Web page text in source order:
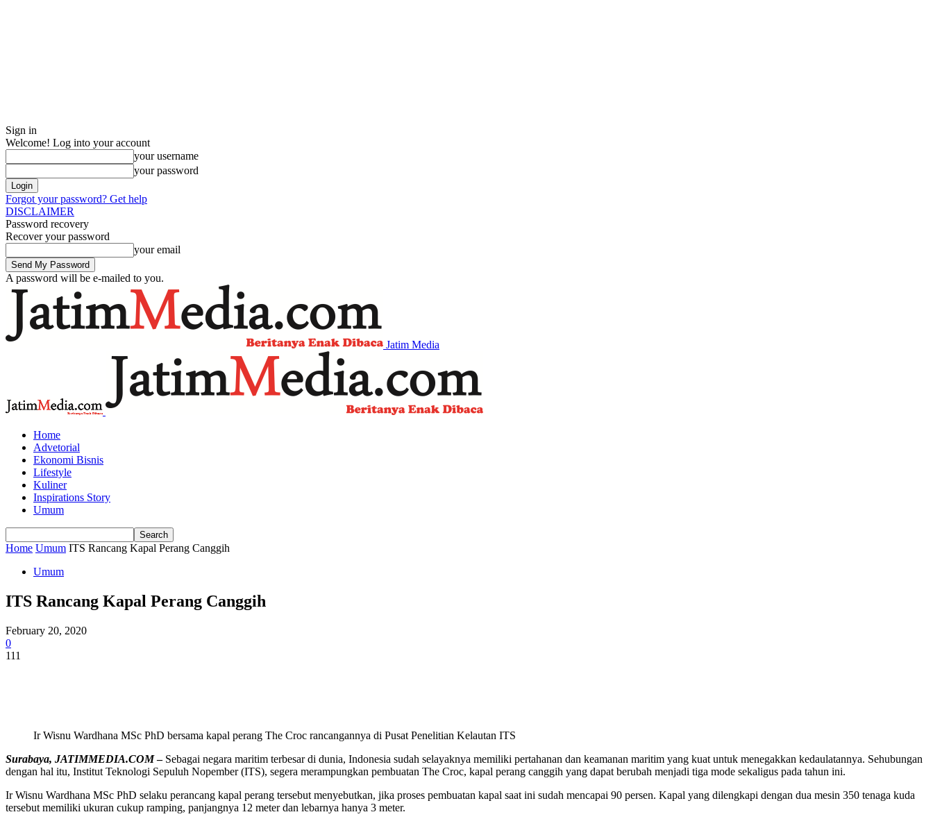
Sign in
Welcome! Log into your account
your username
your password
Forgot your password? Get help
DISCLAIMER
Password recovery
Recover your password
your email
A password will be e-mailed to you.
Jatim Media
Home
Advetorial
Ekonomi Bisnis
Lifestyle
Kuliner
Inspirations Story
Umum
Home Umum ITS Rancang Kapal Perang Canggih
Umum
ITS Rancang Kapal Perang Canggih
February 20, 2020
0
111
Ir Wisnu Wardhana MSc PhD bersama kapal perang The Croc rancangannya di Pusat Penelitian Kelautan ITS
Surabaya, JATIMMEDIA.COM– Sebagai negara maritim terbesar di dunia, Indonesia sudah selayaknya memiliki pertahanan dan keamanan maritim yang kuat untuk menegakkan kedaulatannya. Sehubungan
dengan hal itu, Institut Teknologi Sepuluh Nopember (ITS), segera merampungkan pembuatan The Croc, kapal perang canggih yang dapat berubah menjadi tiga mode sekaligus pada tahun ini.
Ir Wisnu Wardhana MSc PhD selaku perancang kapal perang tersebut menyebutkan, jika proses pembuatan kapal saat ini sudah mencapai 90 persen. Kapal yang dilengkapi dengan dua mesin 350 tenaga kuda
tersebut memiliki ukuran cukup ramping, panjangnya 12 meter dan lebarnya hanya 3 meter.